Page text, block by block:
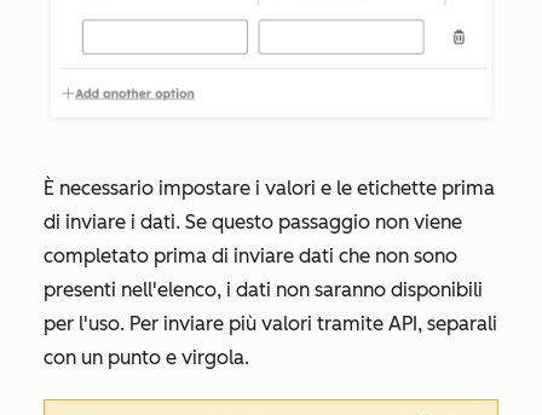
È necessario impostare i valori e le etichette prima
di inviare i dati. Se questo passaggio non viene
completato prima di inviare dati che non sono
presenti nell'elenco, i dati non saranno disponibili
per l'uso. Per inviare più valori tramite API, separali
con un punto e virgola.